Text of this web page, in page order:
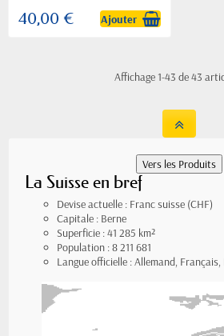
40,00 € Ajouter
Affichage 1-43 de 43
La Suisse en bref
Devise actuelle : Franc suisse (CHF)
Capitale : Berne
Superficie : 41 285 km²
Population : 8 211 681
Langue officielle : Allemand,